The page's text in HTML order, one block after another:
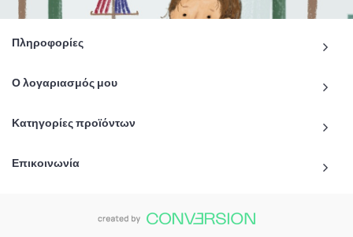
Πληροφορίες
Ο λογαριασμός μου
Κατηγορίες προϊόντων
Επικοινωνία